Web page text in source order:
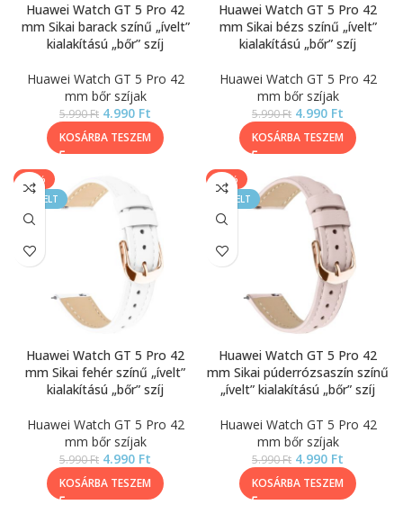
Huawei Watch GT 5 Pro 42
mm Sikai barack színű „ívelt”
kialakítású „bőr” szíj
Huawei Watch GT 5 Pro 42
mm bőr szíjak
5.990Ft 4.990 Ft
KOSÁRBA TESZEM
Huawei Watch GT 5 Pro 42
mm Sikai bézs színű „ívelt”
kialakítású „bőr” szíj
Huawei Watch GT 5 Pro 42
mm bőr szíjak
5.990Ft 4.990 Ft
KOSÁRBA TESZEM
-17%
KIEMELT
Huawei Watch GT 5 Pro 42
mm Sikai fehér színű „ívelt”
kialakítású „bőr” szíj
Huawei Watch GT 5 Pro 42
mm bőr szíjak
5.990Ft 4.990 Ft
KOSÁRBA TESZEM
-17%
KIEMELT
Huawei Watch GT 5 Pro 42
mm Sikai púderrózsaszín színű
„ívelt” kialakítású „bőr” szíj
Huawei Watch GT 5 Pro 42
mm bőr szíjak
5.990Ft 4.990 Ft
KOSÁRBA TESZEM